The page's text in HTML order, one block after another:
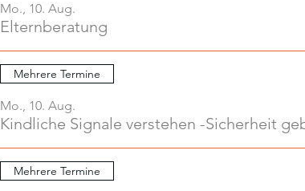
Mo., 10. Aug.
Elternberatung
Mehrere Termine
Mo., 10. Aug.
Kindliche Signale verstehen -Sicherheit
Mehrere Termine